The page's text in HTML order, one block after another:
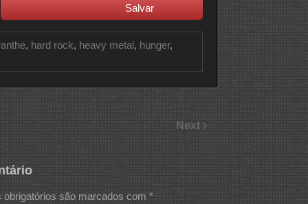
Salvar
, hard rock, heavy metal , hunger,
Next
obrigatórios são marcados com *